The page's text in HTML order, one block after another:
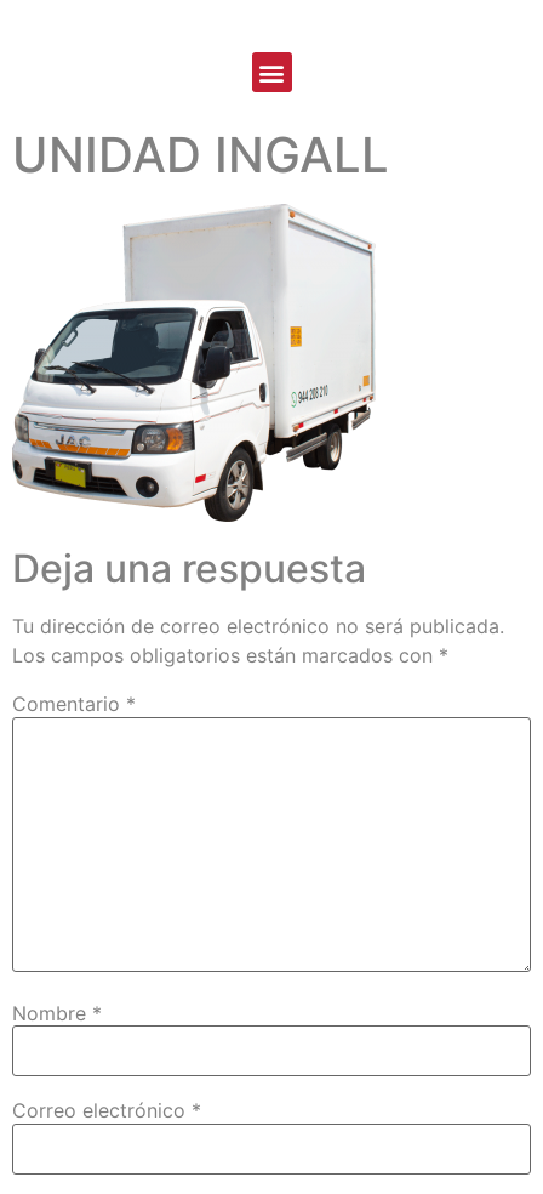
UNIDAD INGALL
Deja una respuesta
Tu dirección de correo electrónico no será publicada.
Los campos obligatorios están marcados con *
Comentario *
Nombre *
Correo electrónico *